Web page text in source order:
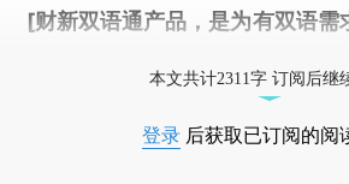
[财新双语通产品，是为有双语需
本文共计2311字 订阅后继
登录 后获取已订阅的阅